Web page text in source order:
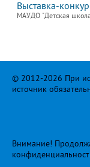
Выставка-
МАУДО "Детская школа
© 2012-2026 При
источник
Внимание!